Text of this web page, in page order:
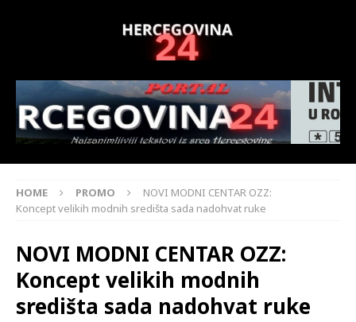
HOME PROMO
NOVI MODNI CENTAR OZZ:
Koncept velikih modnih središta sada nadohvat ruke
NOVI MODNI CENTAR OZZ:
Koncept velikih modnih
središta sada nadohvat ruke